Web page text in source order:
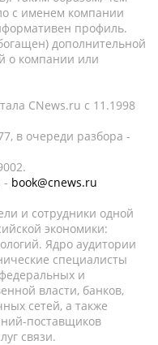
с именем компании
профиль.
дополнительной
о компании или
CNews.ru c 11.1998
в очереди разбора -
- book@cnews.ru
и сотрудники одной
экономики:
Ядро аудитории
специалисты
и
власти, банков,
сетей, а также
поставщиков
связи.